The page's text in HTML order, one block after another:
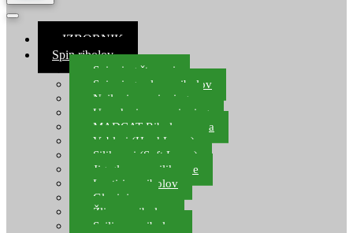
≡ IZBORNIK
Spin ribolov
Spinning štapovi
Spinning role za ribolov
Najloni za spinning
Upredenice za spinning
MADCAT Ribolov soma
Vobleri (Hard Lures)
Silikonci (Soft Lures)
Jig glave za silikonce
Leptiri za ribolov
Glavinjare
Žlice za ribolov
Sajlice za ribolov